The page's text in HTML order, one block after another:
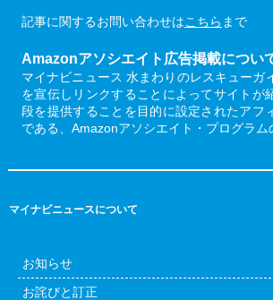
記事に関するお問い合わせはこちら まで
Amazonアソシエイト広告掲載につい
マイナビニュース 水まわりのレスキューガ
を宣伝しリンクすることによってサイトが
段を提供することを目的に設定されたアフ
である、Amazonアソシエイト・プログラム
マイナビニュースについて
お知らせ
お詫びと訂正